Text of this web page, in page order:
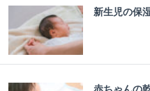
新生児の保